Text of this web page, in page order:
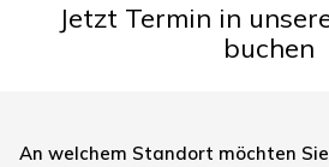
Jetzt Termin in
buchen
An welchem Standort möchten